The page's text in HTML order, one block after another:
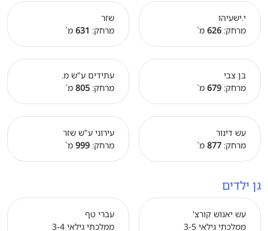
י.ישעיהו
מרחק: 626 מ`
שזר
מרחק: 631 מ`
בן צבי
מרחק: 679 מ`
עתידים ע"ש מ.
מרחק: 805 מ`
עש דינור
מרחק: 877 מ`
עירוני ע"ש שזר
מרחק: 999 מ`
גן ילדים
עש יאנוש קורצ'
ממלכתי גילאי 3-5
עברי טף
ממלכתי גילאי 3-4